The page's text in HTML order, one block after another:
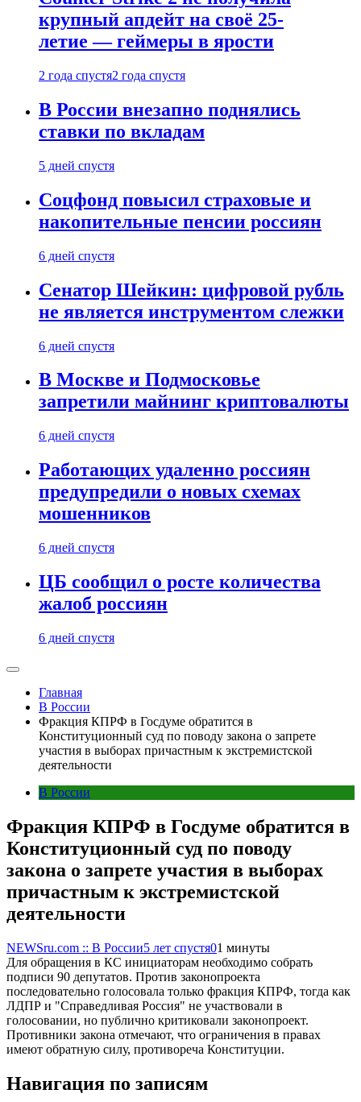
крупный апдейт на своё 25-
летие — геймеры в ярости
2 года спустя2 года спустя
В России внезапно поднялись
ставки по вкладам
5 дней спустя
Соцфонд повысил страховые и
накопительные пенсии россиян
6 дней спустя
Сенатор Шейкин: цифровой рубль
не является инструментом слежки
6 дней спустя
В Москве и Подмосковье
запретили майнинг криптовалюты
6 дней спустя
Работающих удаленно россиян
предупредили о новых схемах
мошенников
6 дней спустя
ЦБ сообщил о росте количества
жалоб россиян
6 дней спустя
Главная
В России
Фракция КПРФ в Госдуме обратится в
Конституционный суд по поводу закона о запрете
участия в выборах причастным к экстремистской
деятельности
В России
Фракция КПРФ в Госдуме обратится в
Конституционный суд по поводу
закона о запрете участия в выборах
причастным к экстремистской
деятельности
NEWSru.com :: В России5 лет спустя01 минуты
Для обращения в КС инициаторам необходимо собрать
подписи 90 депутатов. Против законопроекта
последовательно голосовала только фракция КПРФ, тогда как
ЛДПР и "Справедливая Россия" не участвовали в
голосовании, но публично критиковали законопроект.
Противники закона отмечают, что ограничения в правах
имеют обратную силу, противореча Конституции.
Навигация по записям